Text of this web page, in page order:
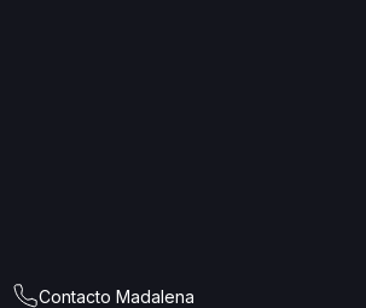
Contacto Madalena